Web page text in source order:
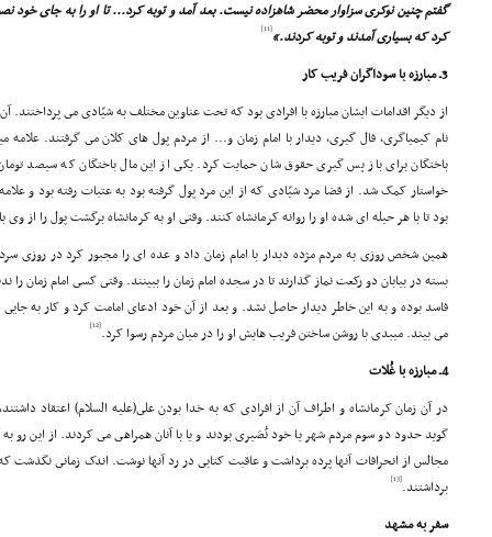
گفتم چنین نوکرى سزاوار محضر شاهزاده نیست. بعد آمد و توبه کرد... تا او را به جاى
کرد که بسیارى آمدند و توبه کردند.»[11]
3ـ مبارزه با سوداگران فریب کار
از دیگر اقدامات ایشان مبارزه با افرادى بود که تحت عناوین مختلف به شیّادى مى پرداختند.
نام کیمیاگرى، فال گیرى، دیدار با امام زمان و... از مردم پول هاى کلان مى گرفتند. علامه
باختگان براى باز پس گیرى حقوق شان حمایت کرد. یکى از این مال باختگان که سیصد
خواستار کمک شد. از قضا مرد شیّادى که از این مرد پول گرفته بود به عتبات رفته بود و علامه
بود تا با هر حیله اى شده او را روانه کرمانشاه کنند. وقتى او به کرمانشاه برگشت پول را از وى
همین شخص روزى به مردم مژده دیدار با امام زمان داد و عده اى را مجبور کرد در روزى
بسته در بیابان دو رکعت نماز گذارند تا در سجده امام زمان را ببینند. وقتى کسى امام زمان
فاسد بوده و به این خاطر دیدار حاصل نشد. و بعد از آن خود ادعاى امامت کرد و کار به
مى بیند. میبدى با روشن ساختن فریب هایش او را در میان مردم رسوا کرد.[12]
4ـ مبارزه با غُلات
در آن زمان کرمانشاه و اطراف آن از افرادى که به خدا بودن على(علیه السلام) اعتقاد
گوید حدود دو سوم مردم شهر یا خود نُصَیرى بودند و یا با آنان همراهى مى کردند. از این
مجالس از انحرافات آنها پرده برداشت و عاقبت کتابى در رد آنها نوشت. اندک زمانى نگذشت
برداشتند.[13]
سفر به مشهد